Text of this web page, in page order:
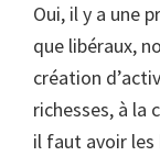
Oui, il y a une
que libéraux,
création
richesses, à la
il faut avoir les